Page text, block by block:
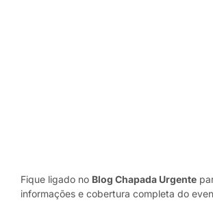
Fique ligado no Blog Chapada Urgente
informações e cobertura completa do